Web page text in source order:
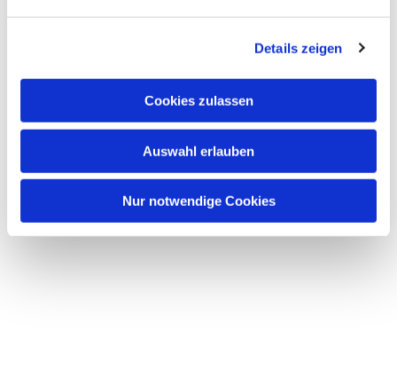
Details zeigen
Cookies zulassen
Auswahl erlauben
Nur notwendige Cookies
Dies könnte Sie auch
interessieren